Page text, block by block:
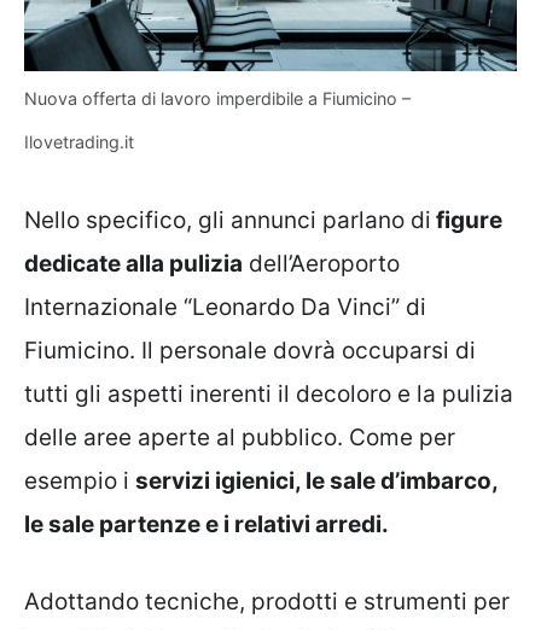
Nuova offerta di lavoro imperdibile a Fiumicino –
Ilovetrading.it
Nello specifico, gli annunci parlano di figure
dedicate alla pulizia dell’Aeroporto
Internazionale “Leonardo Da Vinci” di
Fiumicino. Il personale dovrà occuparsi di
tutti gli aspetti inerenti il decoloro e la pulizia
delle aree aperte al pubblico. Come per
esempio i servizi igienici, le sale d’imbarco,
le sale partenze e i relativi arredi.
Adottando tecniche, prodotti e strumenti per